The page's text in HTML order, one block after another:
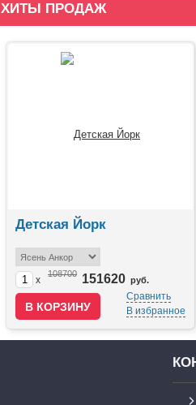
ХИТЫ ПРОДАЖ
Детская Йорк
x
108700 151620 руб.
Сравнить
В избранное